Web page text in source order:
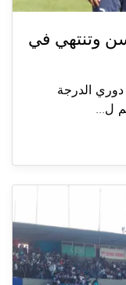
وتنتهي في
الدرجة
ل...